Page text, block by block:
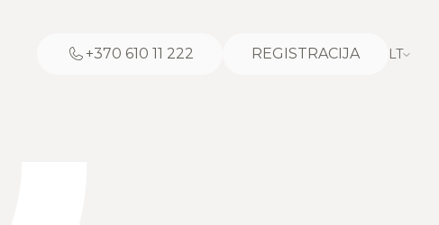
+370 610 11 222 REGISTRACIJA LT